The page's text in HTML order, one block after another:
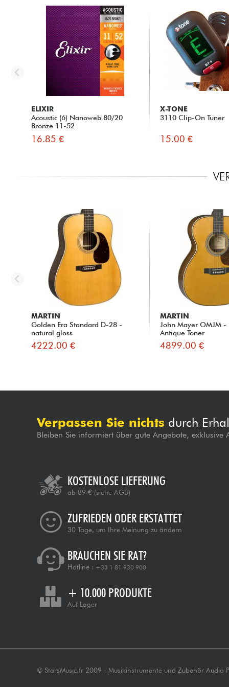
ELIXIR
Acoustic (6) Nanoweb 80/20
Bronze 11-52
16.85 €
X-TONE
3110 Clip-On Tuner
15.00 €
MARTIN
Golden Era Standard D-28 -
natural gloss
4222.00 €
MARTIN
John Mayer OMJM -
Antique Toner
4899.00 €
Verpassen Sie nichts durch
Bleiben Sie informiert über gute Angebote, exklusive
KOSTENLOSE LIEFERUNG
ab 89 € (siehe AGB)
ZUFRIEDEN ODER ERSTATTET
30 Tage, um Ihre Meinung zu ändern
BRAUCHEN SIE RAT?
Hotline : +33 1 81 930 900
+ 10.000 PRODUKTE
Auf Lager
© StarsMusic.fr 2009 - Musikinstrumente und Zubehör Audio